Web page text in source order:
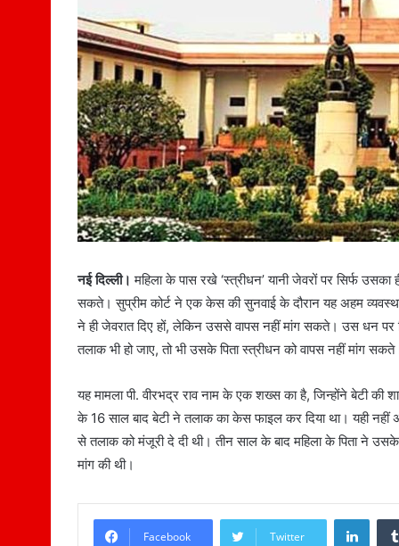
नई दिल्ली। महिला के पास रखे ‘स्त्रीधन’ यानी जेवरों पर सिर्फ उसका
सकते। सुप्रीम कोर्ट ने एक केस की सुनवाई के दौरान यह अहम
ने ही जेवरात दिए हों, लेकिन उससे वापस नहीं मांग सकते। उस धन पर
तलाक भी हो जाए, तो भी उसके पिता स्त्रीधन को वापस नहीं मांग
यह मामला पी. वीरभद्र राव नाम के एक शख्स का है, जिन्होंने बेटी
के 16 साल बाद बेटी ने तलाक का केस फाइल कर दिया था। यही नहीं
से तलाक को मंजूरी दे दी थी। तीन साल के बाद महिला के पिता ने
मांग की थी।
Facebook Twitter